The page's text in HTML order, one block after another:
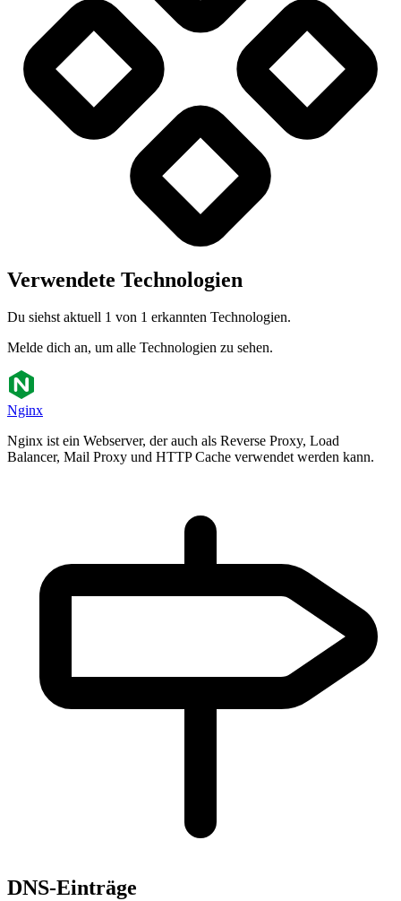
Verwendete Technologien
Du siehst aktuell 1 von 1 erkannten Technologien.
Melde dich an, um alle Technologien zu sehen.
Nginx
Nginx ist ein Webserver, der auch als Reverse Proxy, Load
Balancer, Mail Proxy und HTTP Cache verwendet werden kann.
DNS-Einträge